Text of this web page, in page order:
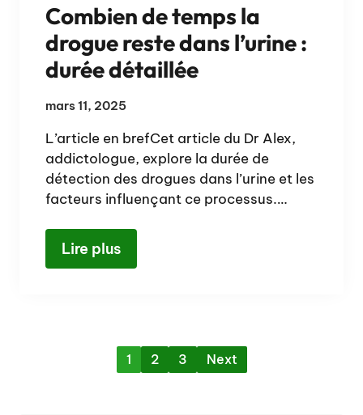
Combien de temps la
drogue reste dans l’urine :
durée détaillée
mars 11, 2025
L’article en brefCet article du Dr Alex,
addictologue, explore la durée de
détection des drogues dans l’urine et les
facteurs influençant ce processus.…
Lire plus
1 2 3 Next